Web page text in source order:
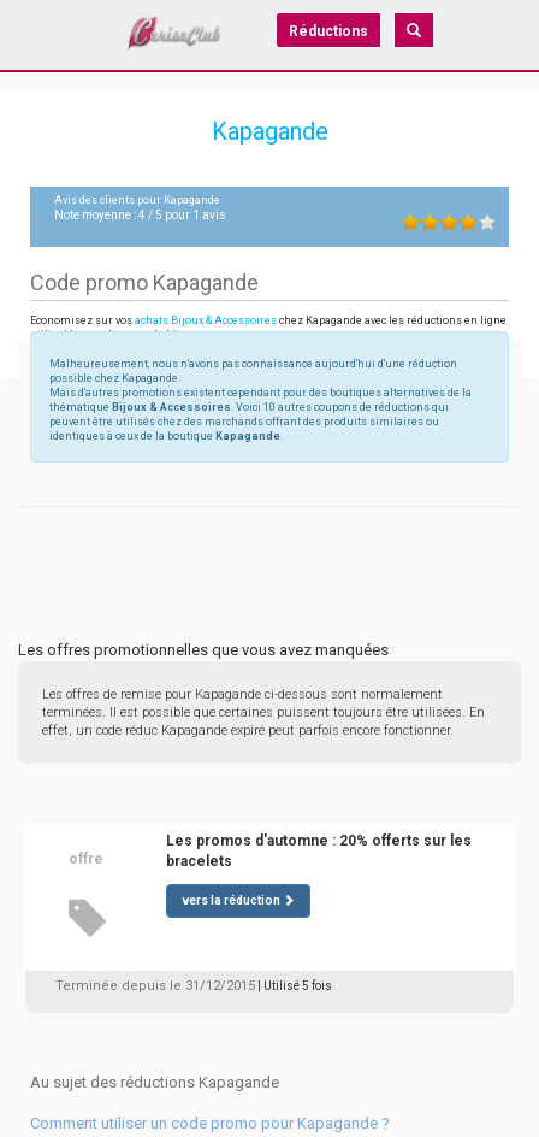
Réductions
Kapagande
Avis des clients pour Kapagande
Note moyenne :4 /5 pour 1 avis
Code promo Kapagande
Economisez sur vos achats Bijoux & Accessoires chez Kapagande avec les réductions en ligne
utilisables sur kapagande-bijoux.com
Malheureusement, nous n'avons pas connaissance aujourd'hui d'une réduction
possible chez Kapagande.
Mais d'autres promotions existent cependant pour des boutiques alternatives de la
thématique Bijoux & Accessoires. Voici 10 autres coupons de réductions qui
peuvent être utilisés chez des marchands offrant des produits similaires ou
identiques à ceux de la boutique Kapagande.
Les offres promotionnelles que vous avez manquées
Les offres de remise pour Kapagande ci-dessous sont normalement
terminées. Il est possible que certaines puissent toujours être utilisées. En
effet, un code réduc Kapagande expiré peut parfois encore fonctionner.
offre
Les promos d'automne : 20% offerts sur les
bracelets
vers la réduction
Terminée depuis le 31/12/2015 | Utilisé 5 fois
Au sujet des réductions Kapagande
Comment utiliser un code promo pour Kapagande ?